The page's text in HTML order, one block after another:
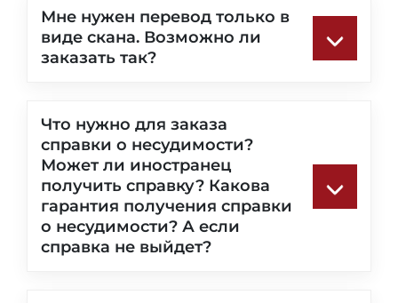
Мне нужен перевод только в
виде скана. Возможно ли
заказать так?
Что нужно для заказа
справки о несудимости?
Может ли иностранец
получить справку? Какова
гарантия получения справки
о несудимости? А если
справка не выйдет?